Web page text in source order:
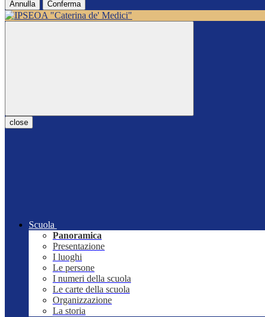
Annulla Conferma
close
Scuola
Panoramica
Presentazione
I luoghi
Le persone
I numeri della scuola
Le carte della scuola
Organizzazione
La storia